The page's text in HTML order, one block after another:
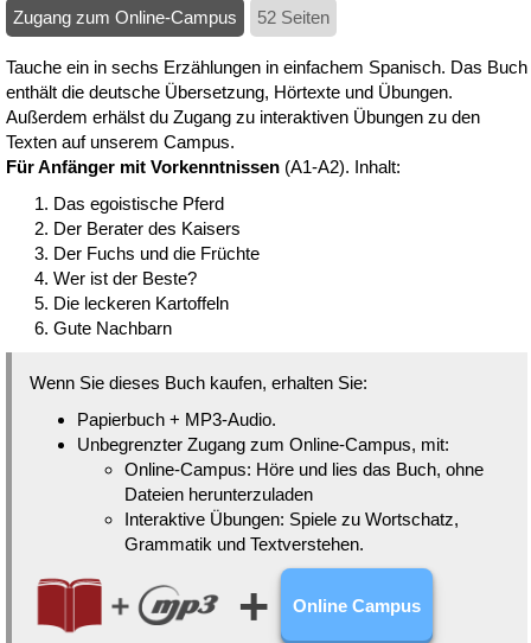
Zugang zum Online-Campus 52 Seiten
Tauche ein in sechs Erzählungen in einfachem Spanisch. Das Buch
enthält die deutsche Übersetzung, Hörtexte und Übungen.
Außerdem erhälst du Zugang zu interaktiven Übungen zu den
Texten auf unserem Campus.
Für Anfänger mit Vorkenntnissen (A1-A2). Inhalt:
Das egoistische Pferd
Der Berater des Kaisers
Der Fuchs und die Früchte
Wer ist der Beste?
Die leckeren Kartoffeln
Gute Nachbarn
Wenn Sie dieses Buch kaufen, erhalten Sie:
Papierbuch + MP3-Audio.
Unbegrenzter Zugang zum Online-Campus, mit:
Online-Campus: Höre und lies das Buch, ohne
Dateien herunterzuladen
Interaktive Übungen: Spiele zu Wortschatz,
Grammatik und Textverstehen.
+ Online Campus